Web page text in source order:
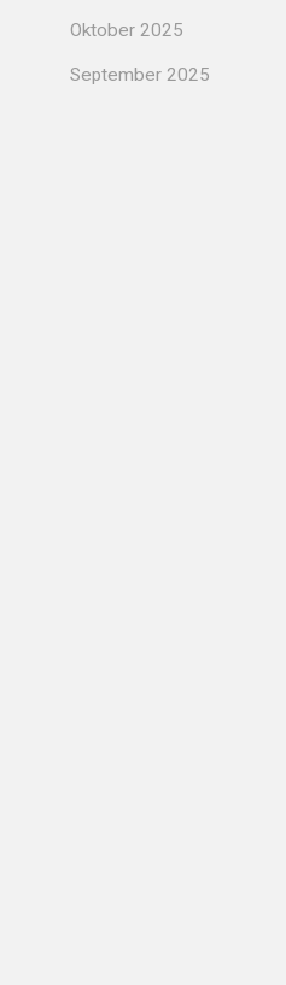
Oktober 2025
September 2025